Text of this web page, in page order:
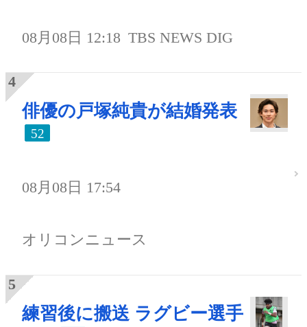
08月08日 12:18 TBS NEWS DIG
俳優の戸塚純貴が結婚発表
52
08月08日 17:54
オリコンニュース
練習後に搬送 ラグビー選手